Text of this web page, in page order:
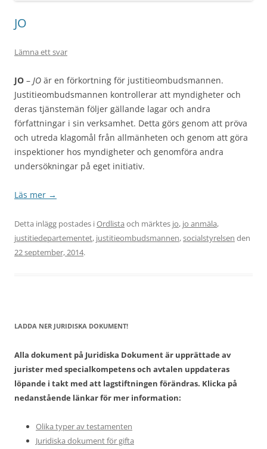
JO
Lämna ett svar
JO – JO är en förkortning för justitieombudsmannen.
Justitieombudsmannen kontrollerar att myndigheter och
deras tjänstemän följer gällande lagar och andra
författningar i sin verksamhet. Detta görs genom att pröva
och utreda klagomål från allmänheten och genom att göra
inspektioner hos myndigheter och genomföra andra
undersökningar på eget initiativ.
Läs mer →
Detta inlägg postades iOrdlista och märktes jo, jo anmäla,
justitiedepartementet, justitieombudsmannen,socialstyrelsen den
22 september, 2014.
LADDA NER JURIDISKA DOKUMENT!
Alla dokument på Juridiska Dokument är upprättade av
jurister med specialkompetens och avtalen uppdateras
löpande i takt med att lagstiftningen förändras. Klicka på
nedanstående länkar för mer information:
Olika typer av testamenten
Juridiska dokument för gifta